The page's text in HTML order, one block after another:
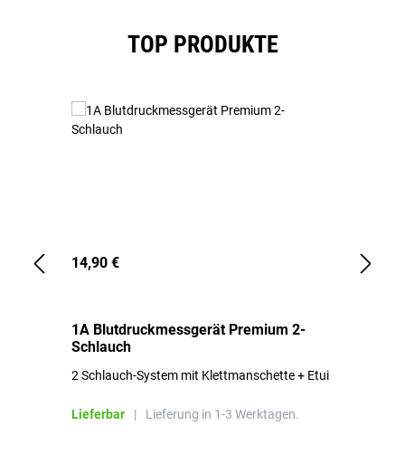
TOP PRODUKTE
14,90 €
1A Blutdruckmessgerät Premium 2-
Schlauch
2 Schlauch-System mit Klettmanschette + Etui
Lieferbar | Lieferung in 1-3 Werktagen.